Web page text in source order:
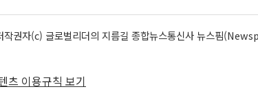
작권자(c) 글로벌리더의 지름길 종합뉴스통신사 뉴스핌
츠 이용규칙 보기